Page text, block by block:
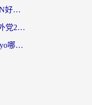
海外党必看：斧牛和Fly2CN好用吗？3招教你选对回国加速器（附免费试用攻略）
斧牛和OurPlay哪个好？海外党2026亲测：选对加速器，国内资源秒加载
海外党纠结Quickback和Kuyo哪个好？选对回国加速器才能无缝刷国内资源